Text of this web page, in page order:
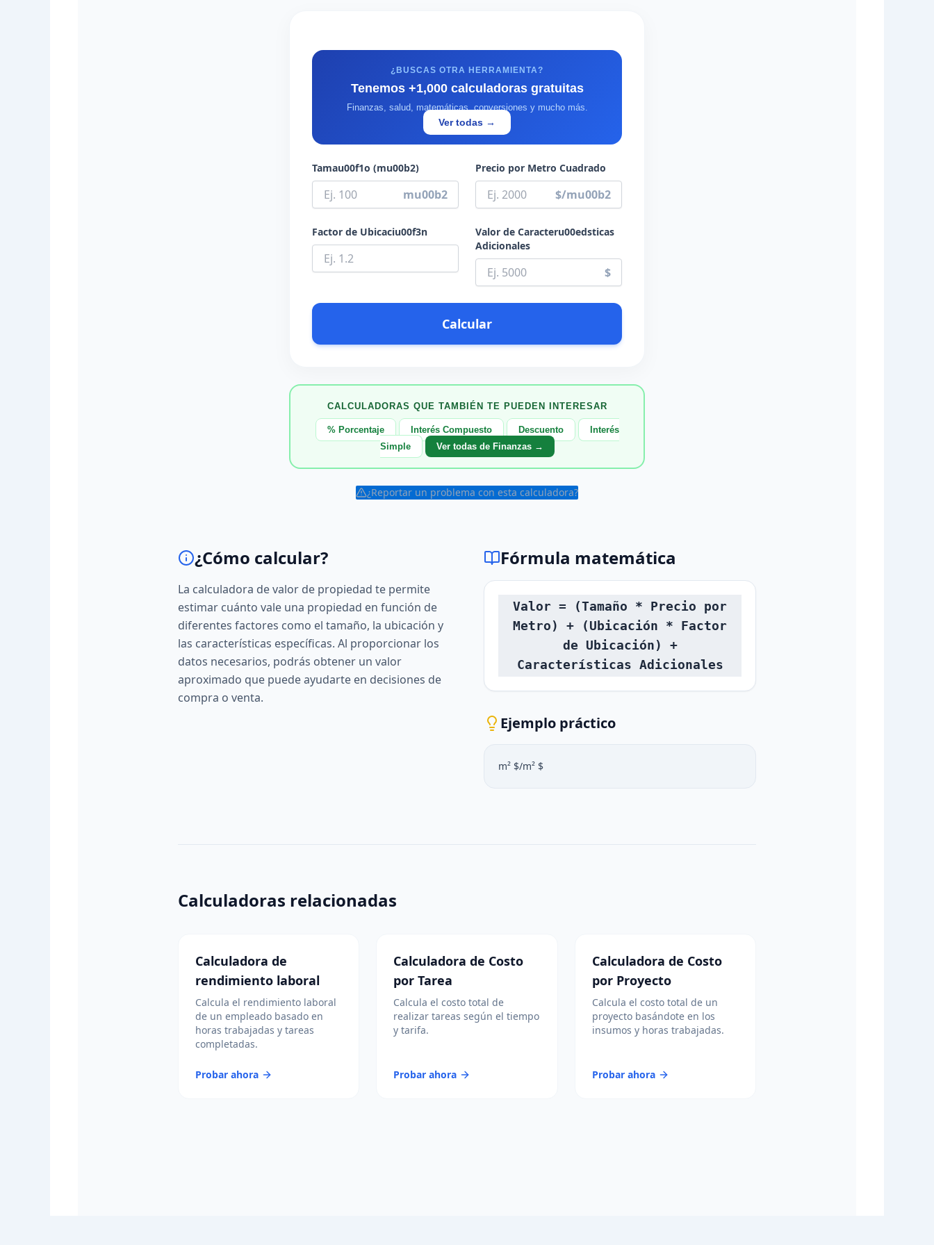
¿BUSCAS OTRA HERRAMIENTA?
Tenemos +1,000 calculadoras gratuitas
Finanzas, salud, matemáticas, conversiones y mucho más.
Ver todas →
Tamau00f1o (mu00b2)
mu00b2
Precio por Metro Cuadrado
$/mu00b2
Factor de Ubicaciu00f3n
Valor de Caracteru00edsticas
Adicionales
$
Calcular
CALCULADORAS QUE TAMBIÉN TE PUEDEN INTERESAR
% Porcentaje Interés Compuesto Descuento
Interés
Simple
Ver todas de Finanzas →
¿Reportar un problema con esta calculadora?
¿Cómo calcular?
La calculadora de valor de propiedad te permite
estimar cuánto vale una propiedad en función de
diferentes factores como el tamaño, la ubicación y
las características específicas. Al proporcionar los
datos necesarios, podrás obtener un valor
aproximado que puede ayudarte en decisiones de
compra o venta.
Fórmula matemática
Valor = (Tamaño * Precio por
Metro) + (Ubicación * Factor
de Ubicación) +
Características Adicionales
Ejemplo práctico
m² $/m² $
Calculadoras relacionadas
Calculadora de
rendimiento laboral
Calcula el rendimiento laboral
de un empleado basado en
horas trabajadas y tareas
completadas.
Probar ahora
Calculadora de Costo
por Tarea
Calcula el costo total de
realizar tareas según el tiempo
y tarifa.
Probar ahora
Calculadora de Costo
por Proyecto
Calcula el costo total de un
proyecto basándote en los
insumos y horas trabajadas.
Probar ahora